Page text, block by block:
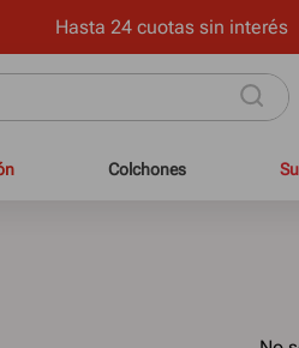
Hasta 24 cuotas sin interés
Colchones